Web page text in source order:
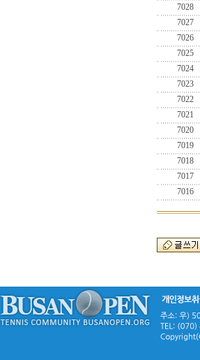
7028
7027
7026
7025
7024
7023
7022
7021
7020
7019
7018
7017
7016